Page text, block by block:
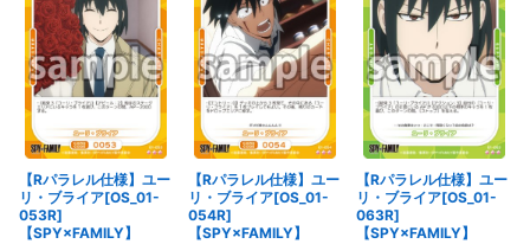
【Rパラレル仕様】ユー
リ・ブライア[OS_01-
053R]
【SPY×FAMILY】
【Rパラレル仕様】ユー
リ・ブライア[OS_01-
054R]
【SPY×FAMILY】
【Rパラレル仕様】ユー
リ・ブライア[OS_01-
063R]
【SPY×FAMILY】